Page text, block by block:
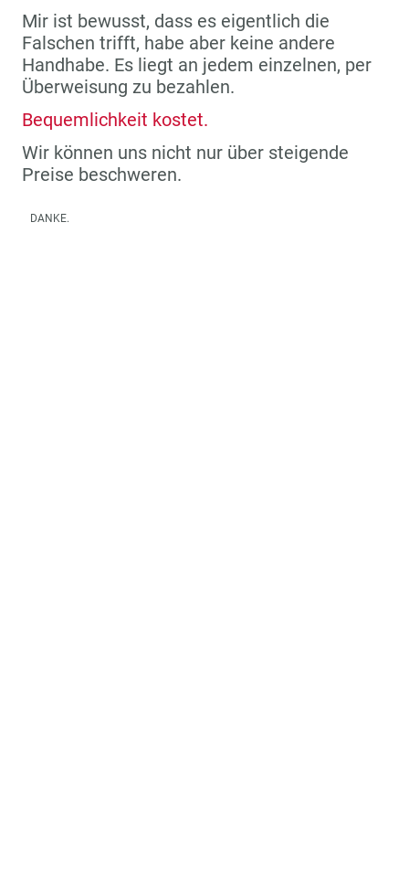
Mir ist bewusst, dass es eigentlich die
Falschen trifft, habe aber keine andere
Handhabe. Es liegt an jedem einzelnen, per
Überweisung zu bezahlen.
Bequemlichkeit kostet.
Wir können uns nicht nur über steigende
Preise beschweren.
DANKE.